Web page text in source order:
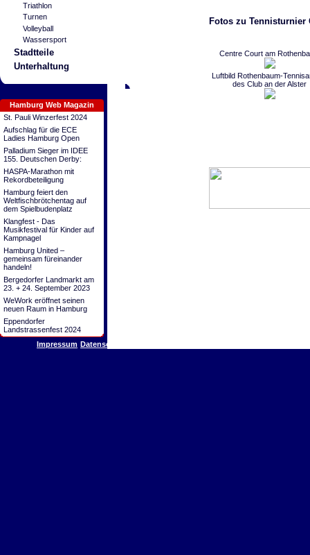
Triathlon
Turnen
Volleyball
Wassersport
Stadtteile
Unterhaltung
Hamburg Web Magazin
St. Pauli Winzerfest 2024
Aufschlag für die ECE
Ladies Hamburg Open
Palladium Sieger im IDEE
155. Deutschen Derby:
HASPA-Marathon mit
Rekordbeteiligung
Hamburg feiert den
Weltfischbrötchentag auf
dem Spielbudenplatz
Klangfest - Das
Musikfestival für Kinder auf
Kampnagel
Hamburg United –
gemeinsam füreinander
handeln!
Bergedorfer Landmarkt am
23. + 24. September 2023
WeWork eröffnet seinen
neuen Raum in Hamburg
Eppendorfer
Landstrassenfest 2024
Impressum Datenschutz
Fotos zu Tennisturnier
Centre Court am
Luftbild Rothenbaum-
des Club an der Alster